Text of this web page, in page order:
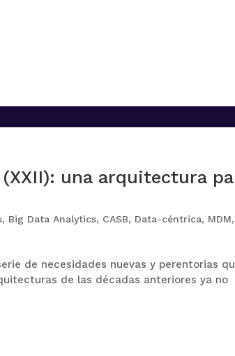
una arquitectura
, Big Data Analytics, CASB, Data-céntrica, MDM,
de necesidades nuevas y perentorias
de las décadas anteriores ya no